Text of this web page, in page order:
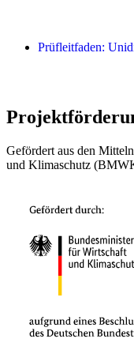
Prüfleitfaden:
Gefördert aus den
und Klimaschutz